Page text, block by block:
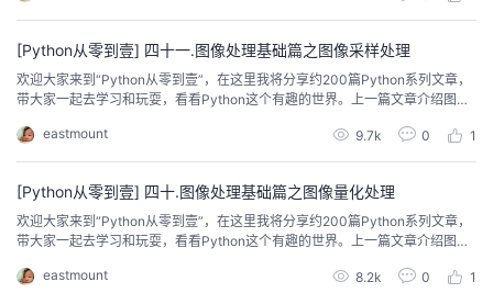
[Python从零到壹] 四十一.图像处理基础篇之图像采样处理
欢迎大家来到“Python从零到壹”，在这里我将分享约200篇Python系列文章，
带大家一起去学习和玩耍，看看Python这个有趣的世界。上一篇文章介绍图像
部马赛克处理。希望文章对您有所帮助，如果有不足之处，还请海涵。
eastmount 9.7k 0 1
[Python从零到壹] 四十.图像处理基础篇之图像量化处理
欢迎大家来到“Python从零到壹”，在这里我将分享约200篇Python系列文章，
带大家一起去学习和玩耍，看看Python这个有趣的世界。上一篇文章介绍图像
理，即将图像像素点对应亮度的连续变化区间转换为单个特定值的过程。希望
eastmount 8.2k 0 1